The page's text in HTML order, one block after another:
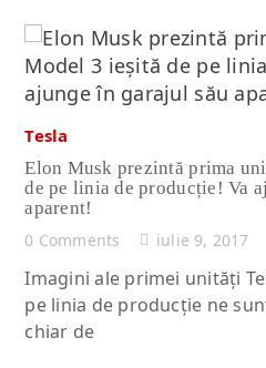
Citește
Tesla
Elon Musk prezintă prima
de pe linia de producție! Va
aparent!
0 Comments
iulie 9, 2017
Imagini ale primei unități
pe linia de producție ne
chiar de